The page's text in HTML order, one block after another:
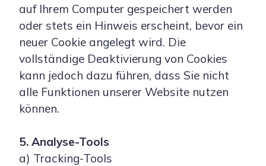
auf Ihrem Computer gespeichert werden
oder stets ein Hinweis erscheint, bevor ein
neuer Cookie angelegt wird. Die
vollständige Deaktivierung von Cookies
kann jedoch dazu führen, dass Sie nicht
alle Funktionen unserer Website nutzen
können.
5. Analyse-Tools
a) Tracking-Tools